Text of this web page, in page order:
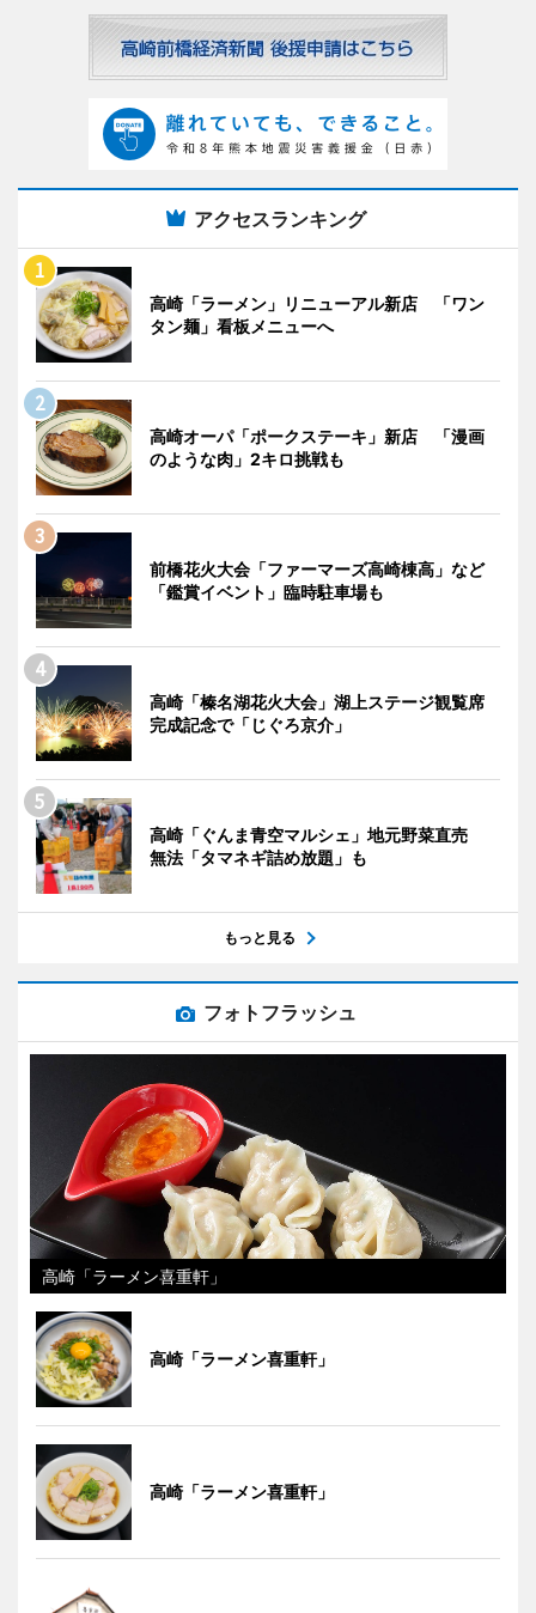
アクセスランキング
高崎「ラーメン」リニューアル新店 「ワン
タン麺」看板メニューへ
高崎オーパ「ポークステーキ」新店 「漫画
のような肉」2キロ挑戦も
前橋花火大会「ファーマーズ高崎棟高」など
「鑑賞イベント」臨時駐車場も
高崎「榛名湖花火大会」湖上ステージ観覧席
完成記念で「じぐろ京介」
高崎「ぐんま青空マルシェ」地元野菜直売
無法「タマネギ詰め放題」も
もっと見る
フォトフラッシュ
高崎「ラーメン喜重軒」
高崎「ラーメン喜重軒」
高崎「ラーメン喜重軒」